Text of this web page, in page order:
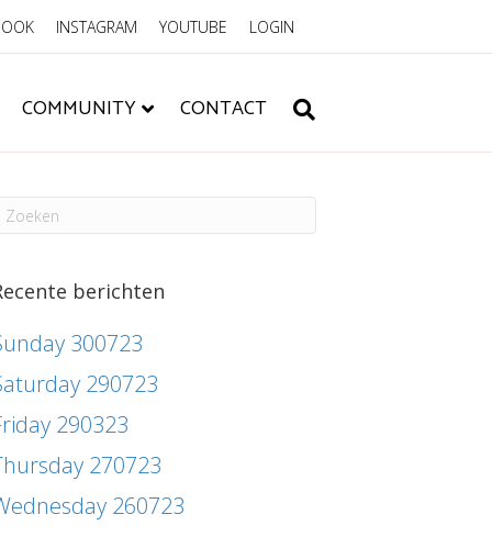
INSTAGRAM YOUTUBE LOGIN
COMMUNITY CONTACT
berichten
300723
290723
290323
270723
260723